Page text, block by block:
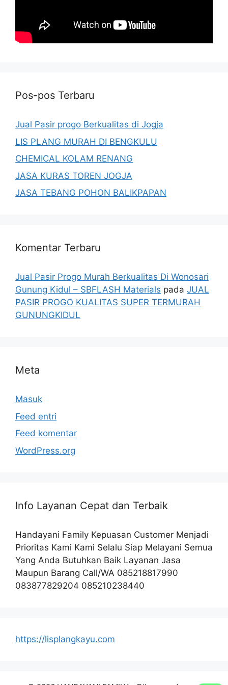
Pos-pos Terbaru
Jual Pasir progo Berkualitas di Jogja
LIS PLANG MURAH DI BENGKULU
CHEMICAL KOLAM RENANG
JASA KURAS TOREN JOGJA
JASA TEBANG POHON BALIKPAPAN
Komentar Terbaru
Jual Pasir Progo Murah Berkualitas Di Wonosari
Gunung Kidul – SBFLASH Materials pada JUAL
PASIR PROGO KUALITAS SUPER TERMURAH
GUNUNGKIDUL
Meta
Masuk
Feed entri
Feed komentar
WordPress.org
Info Layanan Cepat dan Terbaik
Handayani Family Kepuasan Customer Menjadi
Prioritas Kami Kami Selalu Siap Melayani Semua
Yang Anda Butuhkan Baik Layanan Jasa
Maupun Barang Call/WA 085218817990
083877829204 085210238440
https://lisplangkayu.com